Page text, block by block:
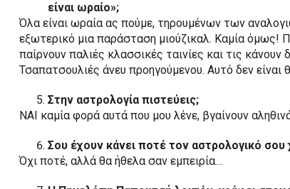
είναι ωραίο»;
Όλα είναι ωραία ας πούμε, τηρουμένων των
εξωτερικό μια παράσταση μιούζικαλ. Καμία όμως!
παίρνουν παλιές κλασσικές ταινίες και τις
Τσαπατσουλιές άνευ προηγούμενου. Αυτό δεν είναι
Στην αστρολογία πιστεύεις;
ΝΑΙ καμία φορά αυτά που μου λένε, βγαίνουν
Σου έχουν κάνει ποτέ τον αστρολογικό σου
Όχι ποτέ, αλλά θα ήθελα σαν εμπειρία…